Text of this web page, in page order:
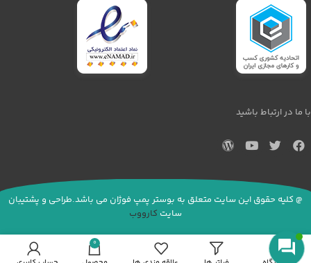
با ما در ارتباط باشید
@ کلیه حقوق این سایت متعلق به بوستر پمپ فوژان می باشد.طراحی و پشتیبان
سایت کارووب
0